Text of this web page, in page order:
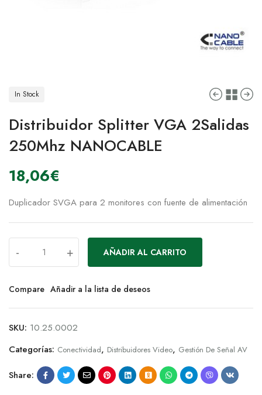
In Stock
Distribuidor Splitter VGA 2Salidas
250Mhz NANOCABLE
18,06€
Duplicador SVGA para 2 monitores con fuente de alimentación
- + AÑADIR AL CARRITO
Compare Añadir a la lista de deseos
SKU: 10.25.0002
Categorías: Conectividad, Distribuidores Video, Gestión De Señal AV
Share: